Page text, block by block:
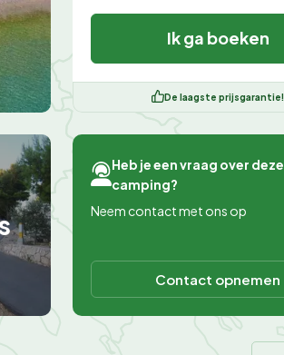
Ik ga boeken
De laagste prijsgarantie!
Heb je een vraag over deze
camping?
Neem contact met ons op
Contact opnemen